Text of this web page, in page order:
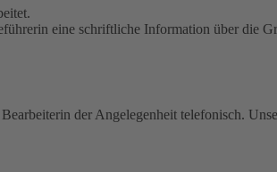
eine schriftliche Information über die
der Angelegenheit telefonisch.